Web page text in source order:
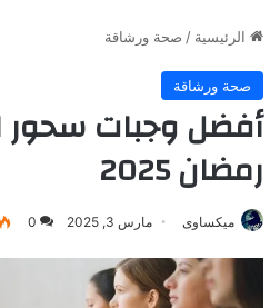
الرئيسية / صحة ورشاقة
صحة ورشاقة
أفضل وجبات سحور
رمضان 2025
ميكساوى مارس 3, 2025 0